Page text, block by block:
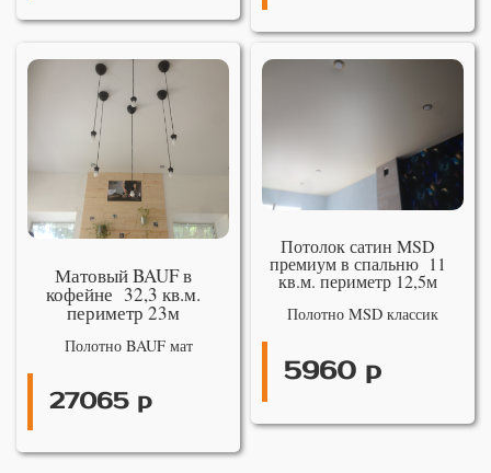
Матовый BAUF в
кофейне 32,3 кв.м.
периметр 23м
Полотно BAUF мат
27065 р
Потолок сатин MSD
премиум в спальню 11
кв.м. периметр 12,5м
Полотно MSD классик
5960 р